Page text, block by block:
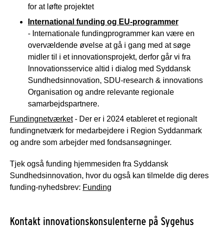
for at løfte projektet
International funding og EU-programmer
- Internationale fundingprogrammer kan være en
overvældende øvelse at gå i gang med at søge
midler til i et innovationsprojekt, derfor går vi fra
Innovationsservice altid i dialog med Syddansk
Sundhedsinnovation, SDU-research & innovations
Organisation og andre relevante regionale
samarbejdspartnere.
Fundingnetværket- Der er i 2024 etableret et regionalt
fundingnetværk for medarbejdere i Region Syddanmark
og andre som arbejder med fondsansøgninger.
Tjek også funding hjemmesiden fra Syddansk
Sundhedsinnovation, hvor du også kan tilmelde dig deres
funding-nyhedsbrev: Funding
Kontakt innovationskonsulenterne på Sygehus